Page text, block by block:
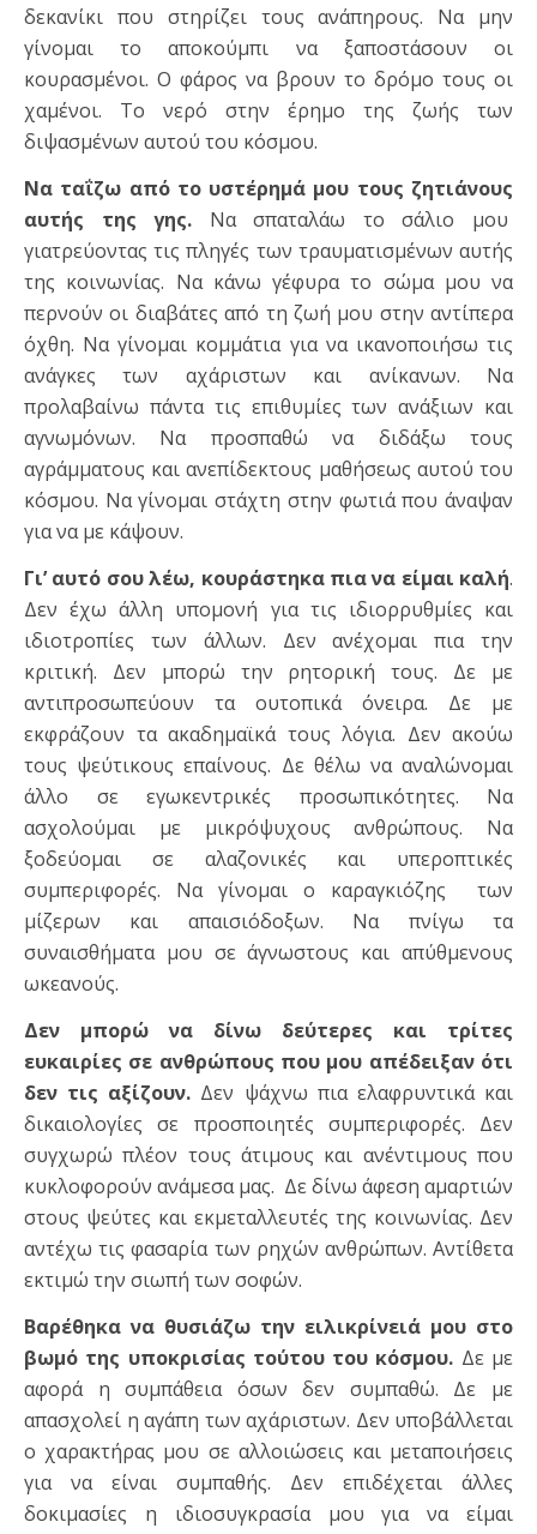
δεκανίκι που στηρίζει τους ανάπηρους. Να μην
γίνομαι το αποκούμπι να ξαποστάσουν οι
κουρασμένοι. Ο φάρος να βρουν το δρόμο τους οι
χαμένοι. Το νερό στην έρημο της ζωής των
διψασμένων αυτού του κόσμου.
Να ταΐζω από το υστέρημά μου τους ζητιάνους
αυτής της γης. Να σπαταλάω το σάλιο μου
γιατρεύοντας τις πληγές των τραυματισμένων αυτής
της κοινωνίας. Να κάνω γέφυρα το σώμα μου να
περνούν οι διαβάτες από τη ζωή μου στην αντίπερα
όχθη. Να γίνομαι κομμάτια για να ικανοποιήσω τις
ανάγκες των αχάριστων και ανίκανων. Να
προλαβαίνω πάντα τις επιθυμίες των ανάξιων και
αγνωμόνων. Να προσπαθώ να διδάξω τους
αγράμματους και ανεπίδεκτους μαθήσεως αυτού του
κόσμου. Να γίνομαι στάχτη στην φωτιά που άναψαν
για να με κάψουν.
Γι’ αυτό σου λέω, κουράστηκα πια να είμαι καλή.
Δεν έχω άλλη υπομονή για τις ιδιορρυθμίες και
ιδιοτροπίες των άλλων. Δεν ανέχομαι πια την
κριτική. Δεν μπορώ την ρητορική τους. Δε με
αντιπροσωπεύουν τα ουτοπικά όνειρα. Δε με
εκφράζουν τα ακαδημαϊκά τους λόγια. Δεν ακούω
τους ψεύτικους επαίνους. Δε θέλω να αναλώνομαι
άλλο σε εγωκεντρικές προσωπικότητες. Να
ασχολούμαι με μικρόψυχους ανθρώπους. Να
ξοδεύομαι σε αλαζονικές και υπεροπτικές
συμπεριφορές. Να γίνομαι ο καραγκιόζης των
μίζερων και απαισιόδοξων. Να πνίγω τα
συναισθήματα μου σε άγνωστους και απύθμενους
ωκεανούς.
Δεν μπορώ να δίνω δεύτερες και τρίτες
ευκαιρίες σε ανθρώπους που μου απέδειξαν ότι
δεν τις αξίζουν. Δεν ψάχνω πια ελαφρυντικά και
δικαιολογίες σε προσποιητές συμπεριφορές. Δεν
συγχωρώ πλέον τους άτιμους και ανέντιμους που
κυκλοφορούν ανάμεσα μας. Δε δίνω άφεση αμαρτιών
στους ψεύτες και εκμεταλλευτές της κοινωνίας. Δεν
αντέχω τις φασαρία των ρηχών ανθρώπων. Αντίθετα
εκτιμώ την σιωπή των σοφών.
Βαρέθηκα να θυσιάζω την ειλικρίνειά μου στο
βωμό της υποκρισίας τούτου του κόσμου. Δε με
αφορά η συμπάθεια όσων δεν συμπαθώ. Δε με
απασχολεί η αγάπη των αχάριστων. Δεν υποβάλλεται
ο χαρακτήρας μου σε αλλοιώσεις και μεταποιήσεις
για να είναι συμπαθής. Δεν επιδέχεται άλλες
δοκιμασίες η ιδιοσυγκρασία μου για να είμαι